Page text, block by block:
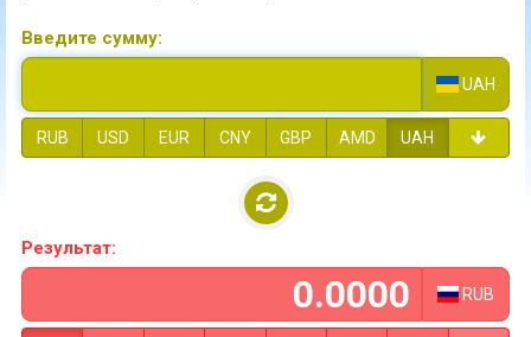
Введите сумму:
UAH
RUB USD EUR CNY GBP AMD UAH
Результат:
RUB